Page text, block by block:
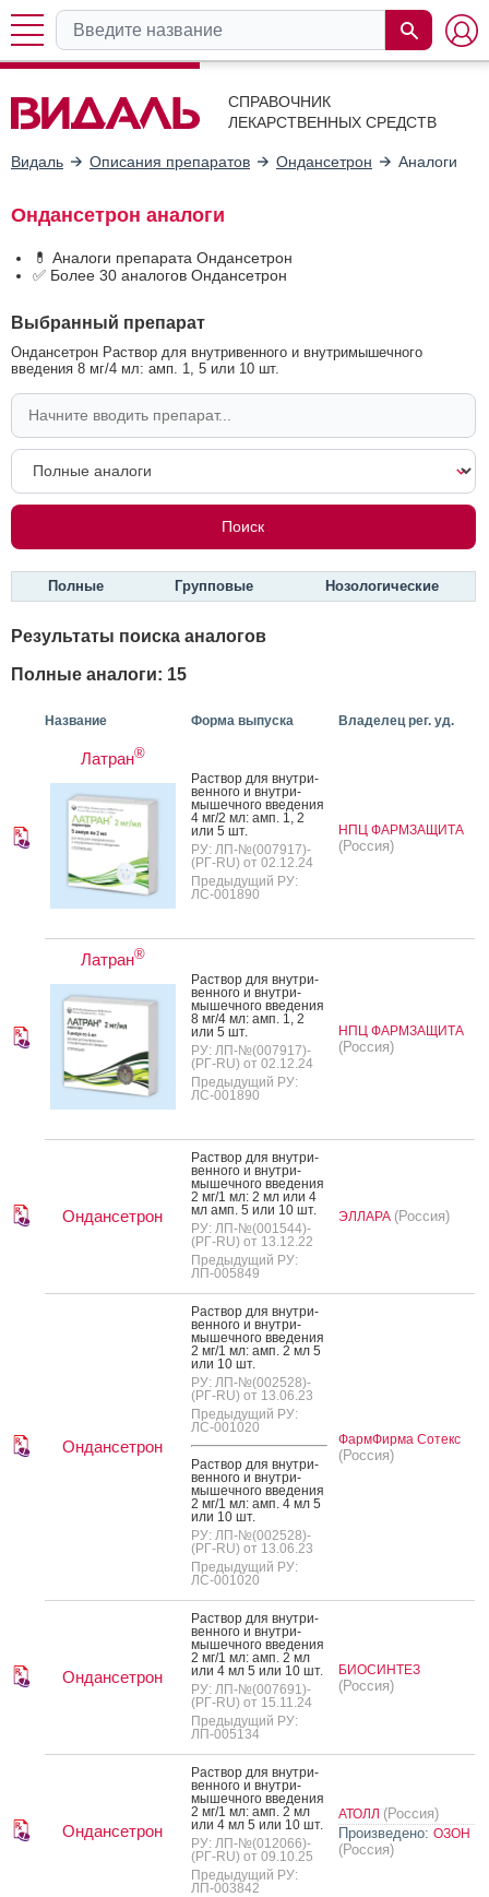
СПРАВОЧНИК
ЛЕКАРСТВЕННЫХ СРЕДСТВ
Видаль Описания препаратов Ондансетрон Аналоги
Ондансетрон аналоги
💊 Аналоги препарата Ондансетрон
✅ Более 30 аналогов Ондансетрон
Выбранный препарат
Ондансетрон Раствор для внутривенного и внутримышечного
введения 8 мг/4 мл: амп. 1, 5 или 10 шт.
Полные Групповые Нозологические
Результаты поиска аналогов
Полные аналоги: 15
Название Форма выпуска Владелец рег. уд.
Латран®
Рас­твор для внут­ри­
вен­но­го и внут­ри­
мышеч­но­го вве­дения
4 мг/2 мл: амп. 1, 2
или 5 шт.
РУ: ЛП-№(007917)-
(РГ-RU) от 02.12.24
Предыдущий РУ:
ЛС-001890
НПЦ ФАРМЗАЩИТА
(Россия)
Латран®
Рас­твор для внут­ри­
вен­но­го и внут­ри­
мышеч­но­го вве­дения
8 мг/4 мл: амп. 1, 2
или 5 шт.
РУ: ЛП-№(007917)-
(РГ-RU) от 02.12.24
Предыдущий РУ:
ЛС-001890
НПЦ ФАРМЗАЩИТА
(Россия)
Ондансетрон
Рас­твор для внут­ри­
вен­но­го и внут­ри­
мышеч­но­го вве­дения
2 мг/1 мл: 2 мл или 4
мл амп. 5 или 10 шт.
РУ: ЛП-№(001544)-
(РГ-RU) от 13.12.22
Предыдущий РУ:
ЛП-005849
ЭЛЛАРА (Россия)
Ондансетрон
Рас­твор для внут­ри­
вен­но­го и внут­ри­
мышеч­но­го вве­дения
2 мг/1 мл: амп. 2 мл 5
или 10 шт.
РУ: ЛП-№(002528)-
(РГ-RU) от 13.06.23
Предыдущий РУ:
ЛС-001020
Рас­твор для внут­ри­
вен­но­го и внут­ри­
мышеч­но­го вве­дения
2 мг/1 мл: амп. 4 мл 5
или 10 шт.
РУ: ЛП-№(002528)-
(РГ-RU) от 13.06.23
Предыдущий РУ:
ЛС-001020
ФармФирма Сотекс
(Россия)
Ондансетрон
Рас­твор для внут­ри­
вен­но­го и внут­ри­
мышеч­но­го вве­дения
2 мг/1 мл: амп. 2 мл
или 4 мл 5 или 10 шт.
РУ: ЛП-№(007691)-
(РГ-RU) от 15.11.24
Предыдущий РУ:
ЛП-005134
БИОСИНТЕЗ
(Россия)
Ондансетрон
Рас­твор для внут­ри­
вен­но­го и внут­ри­
мышеч­но­го вве­дения
2 мг/1 мл: амп. 2 мл
или 4 мл 5 или 10 шт.
РУ: ЛП-№(012066)-
(РГ-RU) от 09.10.25
Предыдущий РУ:
ЛП-003842
АТОЛЛ (Россия)
Произведено: ОЗОН
(Россия)